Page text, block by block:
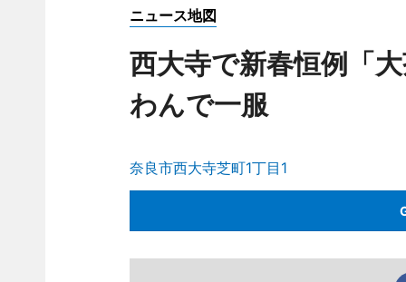
ニュース地図
西大寺で新春恒例「
わんで一服
奈良市西大寺芝町1丁目1